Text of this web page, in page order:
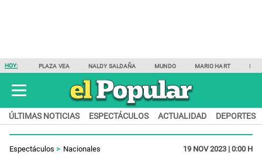
HOY: PLAZA VEA NALDY SALDAÑA MUNDO MARIO HART
ÚLTIMAS NOTICIAS ESPECTÁCULOS ACTUALIDAD DEPORTES
Espectáculos Nacionales 19 NOV 2023 | 0:00 H